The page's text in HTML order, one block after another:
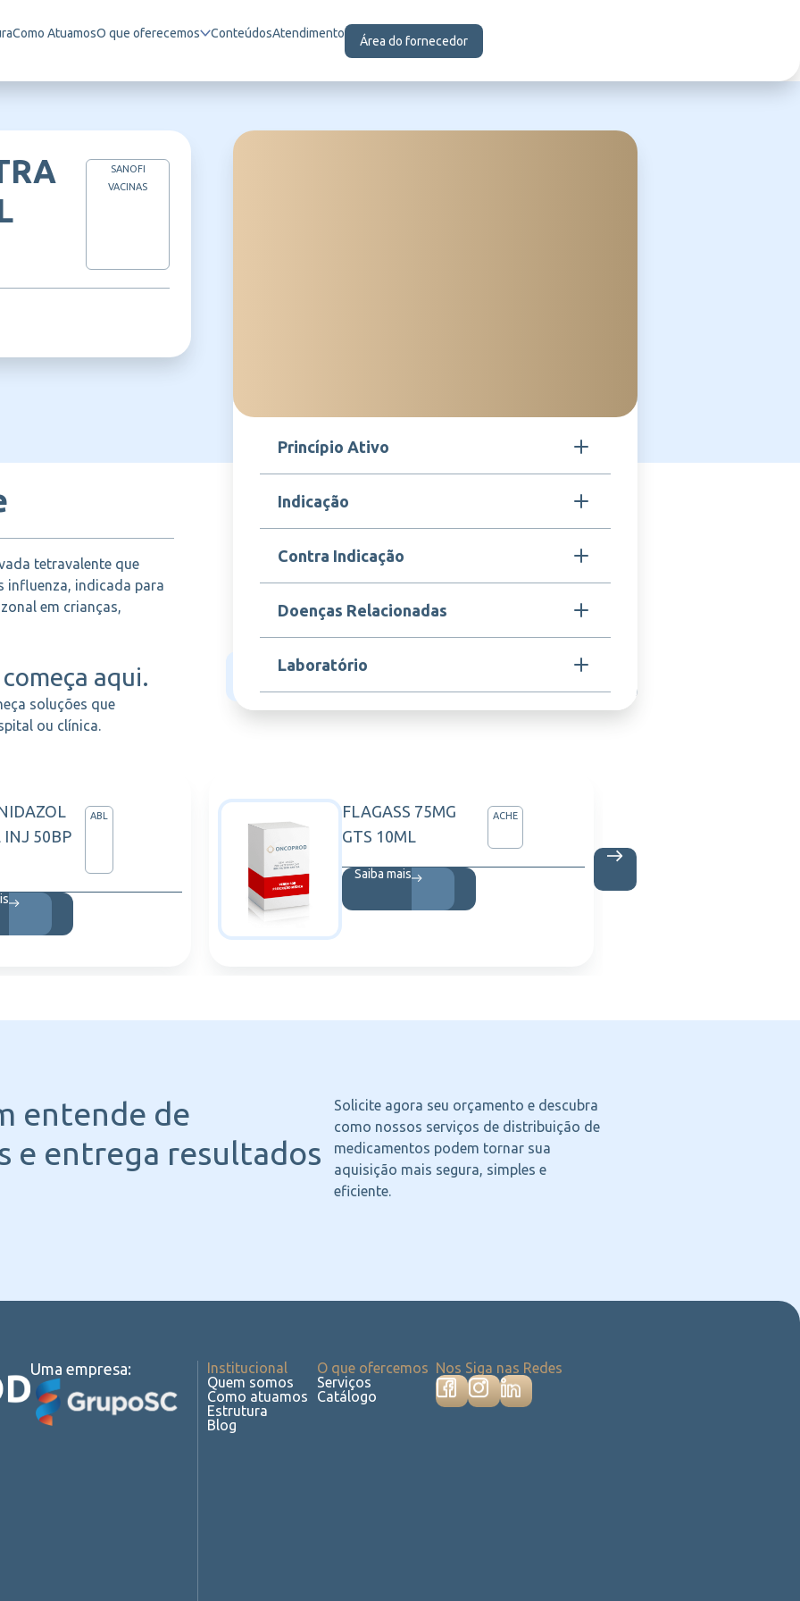
Como AtuamosO que oferecemos ConteúdosAtendimento
Área do fornecedor
SANOFI
VACINAS
Princípio Ativo
Vacina tríplice viral tetravalente
Indicação
Prevenção da gripe causada pelos vírus influenza A e B,
incluindo os subtipos H1N1, H3N2, e os linajes B/Victoria
e B/Yamagata.
Contra Indicação
Hipersensibilidade a qualquer componente da vacina,
incluindo ovo, e em casos de febre alta ou doença aguda
grave no momento da aplicação.
Doenças Relacionadas
Gripe sazonal, Influenza A, Influenza B, complicações
respiratórias causadas pela gripe
Laboratório
SANOFI VACINAS
tetravalente que
influenza, indicada para
em crianças,
começa aqui.
soluções que
ou clínica.
INJ 50BP
ABL
FLAGASS 75MG
GTS 10ML
ACHE
Saiba mais
entende de
e entrega resultados
Solicite agora seu orçamento e descubra
como nossos serviços de distribuição de
medicamentos podem tornar sua
aquisição mais segura, simples e
eficiente.
Uma empresa:
Institucional
Quem somos
Como atuamos
Estrutura
Blog
O que ofercemos
Serviços
Catálogo
Nos Siga nas Redes